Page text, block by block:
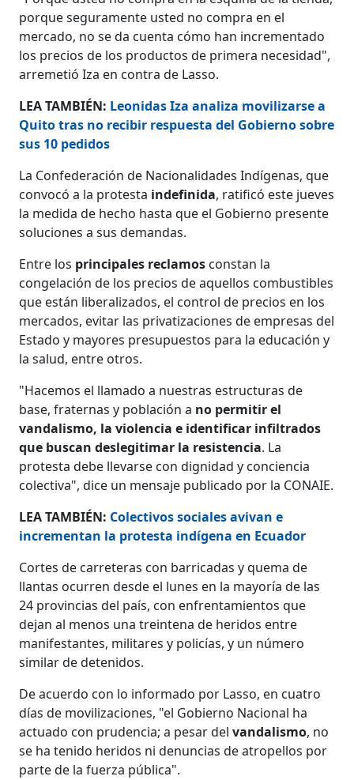
porque seguramente usted no compra en el
mercado, no se da cuenta cómo han incrementado
los precios de los productos de primera necesidad",
arremetió Iza en contra de Lasso.
LEA TAMBIÉN: Leonidas Iza analiza movilizarse a
Quito tras no recibir respuesta del Gobierno sobre
sus 10 pedidos
La Confederación de Nacionalidades Indígenas, que
convocó a la protesta indefinida, ratificó este jueves
la medida de hecho hasta que el Gobierno presente
soluciones a sus demandas.
Entre los principales reclamos constan la
congelación de los precios de aquellos combustibles
que están liberalizados, el control de precios en los
mercados, evitar las privatizaciones de empresas del
Estado y mayores presupuestos para la educación y
la salud, entre otros.
"Hacemos el llamado a nuestras estructuras de
base, fraternas y población a no permitir el
vandalismo, la violencia e identificar infiltrados
que buscan deslegitimar la resistencia. La
protesta debe llevarse con dignidad y conciencia
colectiva", dice un mensaje publicado por la CONAIE.
LEA TAMBIÉN: Colectivos sociales avivan e
incrementan la protesta indígena en Ecuador
Cortes de carreteras con barricadas y quema de
llantas ocurren desde el lunes en la mayoría de las
24 provincias del país, con enfrentamientos que
dejan al menos una treintena de heridos entre
manifestantes, militares y policías, y un número
similar de detenidos.
De acuerdo con lo informado por Lasso, en cuatro
días de movilizaciones, "el Gobierno Nacional ha
actuado con prudencia; a pesar delvandalismo, no
se ha tenido heridos ni denuncias de atropellos por
parte de la fuerza pública".